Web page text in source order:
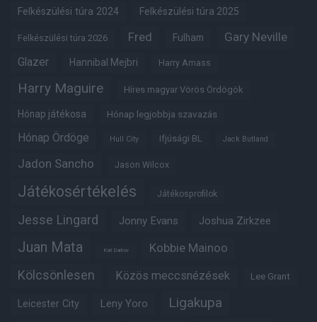
Felkészülési túra 2024 Felkészülési túra 2025
Felkészülési túra 2026 Fred Fulham Gary Neville
Glazer Hannibal Mejbri Harry Amass
Harry Maguire Híres magyar Vörös Ördögök
Hónap játékosa Hónap legjobbja szavazás
Hónap Ördöge Hull City Ifjúsági BL Jack Butland
Jadon Sancho Jason Wilcox
Játékosértékelés Játékosprofilok
Jesse Lingard Jonny Evans Joshua Zirkzee
Juan Mata Karl Darlow Kobbie Mainoo
Kölcsönlesen Közös meccsnézések Lee Grant
Leicester City Leny Yoro Ligakupa